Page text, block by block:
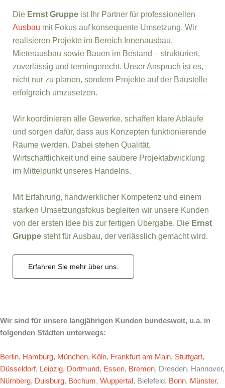
Die Ernst Gruppe ist Ihr Partner für professionellen
Ausbau mit Fokus auf konsequente Umsetzung. Wir
realisieren Projekte im Bereich Innenausbau,
Mieterausbau sowie Bauen im Bestand – strukturiert,
zuverlässig und termingerecht. Unser Anspruch ist es,
nicht nur zu planen, sondern Projekte auf der Baustelle
erfolgreich umzusetzen.
Wir koordinieren alle Gewerke, schaffen klare Abläufe
und sorgen dafür, dass aus Konzepten funktionierende
Räume werden. Dabei stehen Qualität,
Wirtschaftlichkeit und eine saubere Projektabwicklung
im Mittelpunkt unseres Handelns.
Mit Erfahrung, handwerklicher Kompetenz und einem
starken Umsetzungsfokus begleiten wir unsere Kunden
von der ersten Idee bis zur fertigen Übergabe. Die Ernst
Gruppe steht für Ausbau, der verlässlich gemacht wird.
Erfahren Sie mehr über uns.
Wir sind für unsere langjährigen Kunden bundesweit, u.a. in
folgenden Städten unterwegs:
Berlin, Hamburg, München, Köln, Frankfurt am Main, Stuttgart,
Düsseldorf, Leipzig, Dortmund, Essen, Bremen, Dresden, Hannover,
Nürnberg, Duisburg, Bochum, Wuppertal , Bielefeld, Bonn, Münster,